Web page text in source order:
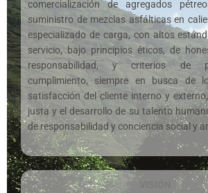
comercialización de agregados
suministro de mezclas asfálticas en
especializado de carga, con altos
servicio, bajo principios éticos, de
responsabilidad, y criterios de
cumplimiento, siempre en busca de
satisfacción del cliente interno y
justa y el desarrollo desu talento
deresponsabilidad y conciencia social y